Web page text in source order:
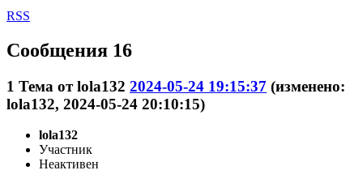
RSS
Сообщения 16
1 Тема отlola132 2024-05-24 19:15:37 (изменено:
lola132, 2024-05-24 20:10:15)
lola132
Участник
Неактивен